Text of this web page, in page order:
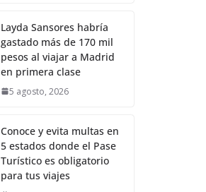
Layda Sansores habría
gastado más de 170 mil
pesos al viajar a Madrid
en primera clase
5 agosto, 2026
Conoce y evita multas en
5 estados donde el Pase
Turístico es obligatorio
para tus viajes